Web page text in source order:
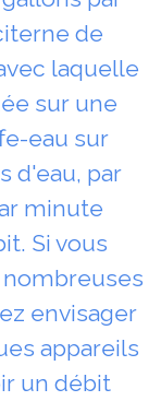
de
laquelle
sur une
eau sur
d'eau, par
minute
Si vous
envisager
appareils
un débit